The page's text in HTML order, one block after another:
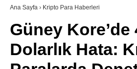
SÖZLÜK
Ana Sayfa › Kripto Para Haberleri
Güney Kore’de
Dolarlık Hata: